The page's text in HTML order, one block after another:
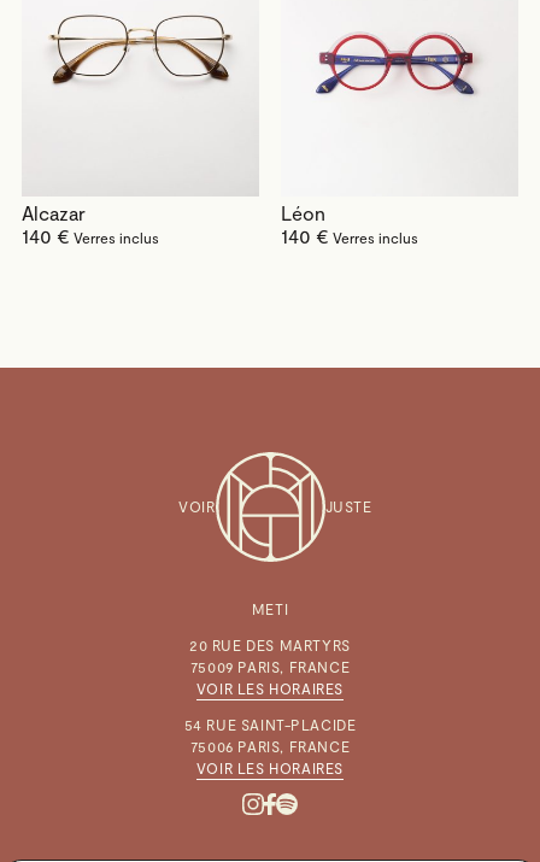
Alcazar
140 €
Léon
140 €
VOIR JUSTE
METI
20 RUE DES MARTYRS
75009 PARIS, FRANCE
VOIR LES HORAIRES
54 RUE SAINT-PLACIDE
75006 PARIS, FRANCE
VOIR LES HORAIRES